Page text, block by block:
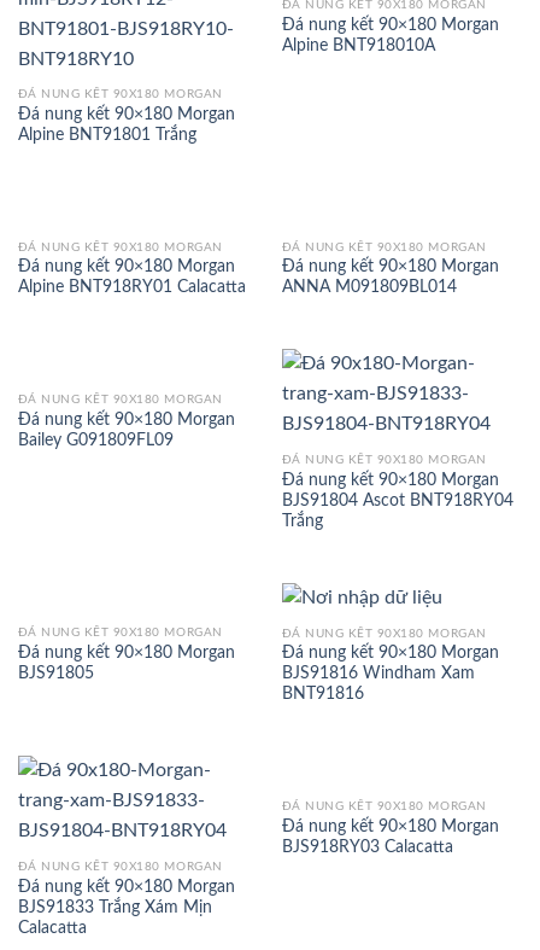
ĐÁ NUNG KẾT 90X180 MORGAN
Đá nung kết 90×180 Morgan
Alpine BNT91801 Trắng
ĐÁ NUNG KẾT 90X180 MORGAN
Đá nung kết 90×180 Morgan
Alpine BNT918010A
ĐÁ NUNG KẾT 90X180 MORGAN
Đá nung kết 90×180 Morgan
Alpine BNT918RY01 Calacatta
ĐÁ NUNG KẾT 90X180 MORGAN
Đá nung kết 90×180 Morgan
ANNA M091809BL014
ĐÁ NUNG KẾT 90X180 MORGAN
Đá nung kết 90×180 Morgan
Bailey G091809FL09
ĐÁ NUNG KẾT 90X180 MORGAN
Đá nung kết 90×180 Morgan
BJS91804 Ascot BNT918RY04
Trắng
ĐÁ NUNG KẾT 90X180 MORGAN
Đá nung kết 90×180 Morgan
BJS91805
ĐÁ NUNG KẾT 90X180 MORGAN
Đá nung kết 90×180 Morgan
BJS91816 Windham Xam
BNT91816
ĐÁ NUNG KẾT 90X180 MORGAN
Đá nung kết 90×180 Morgan
BJS91833 Trắng Xám Mịn
Calacatta
ĐÁ NUNG KẾT 90X180 MORGAN
Đá nung kết 90×180 Morgan
BJS918RY03 Calacatta